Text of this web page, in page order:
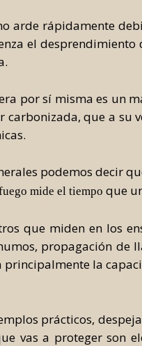
arde rápidamente
el
por sí misma es un
carbonizada, que a su
podemos decir
mide el tiempo que
que miden en los
propagación de
principalmente la
prácticos,
vas a proteger son